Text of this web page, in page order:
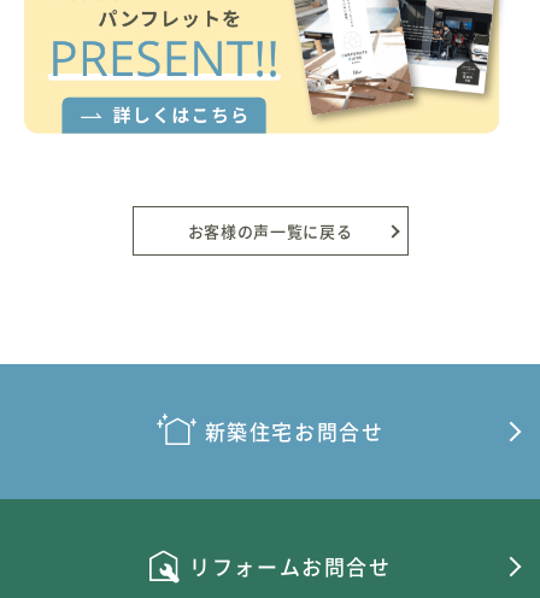
お客様の声一覧に戻る
新築住宅お問合せ
リフォームお問合せ